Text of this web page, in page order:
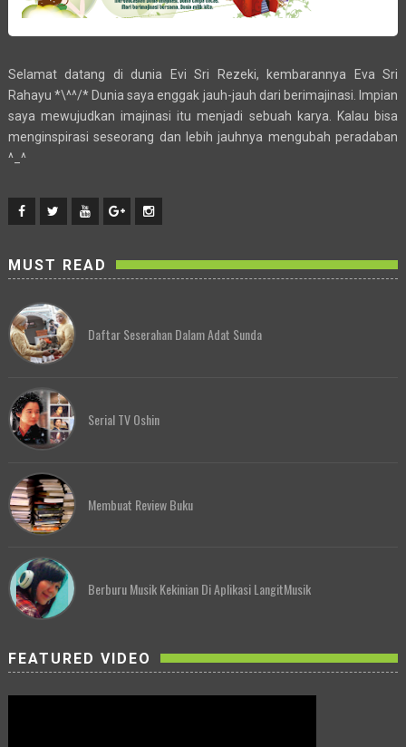
Selamat datang di dunia Evi Sri Rezeki, kembarannya Eva Sri
Rahayu *\^^/* Dunia saya enggak jauh-jauh dari berimajinasi. Impian
saya mewujudkan imajinasi itu menjadi sebuah karya. Kalau bisa
menginspirasi seseorang dan lebih jauhnya mengubah peradaban
^_^
MUST READ
Daftar Seserahan Dalam Adat Sunda
Serial TV Oshin
Membuat Review Buku
Berburu Musik Kekinian Di Aplikasi LangitMusik
FEATURED VIDEO